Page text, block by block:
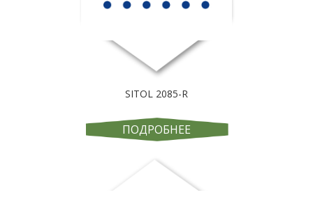
SITOL 2085-R
ПОДРОБНЕЕ